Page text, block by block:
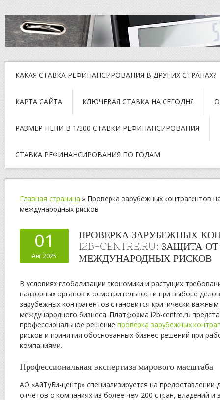
КАКАЯ СТАВКА РЕФИНАНСИРОВАНИЯ В ДРУГИХ СТРАНАХ?
КАРТА САЙТА КЛЮЧЕВАЯ СТАВКА НА СЕГОДНЯ
РАЗМЕР ПЕНИ В 1/300 СТАВКИ РЕФИНАНСИРОВАНИЯ
СТАВКА РЕФИНАНСИРОВАНИЯ ПО ГОДАМ
Главная страница » Проверка зарубежных контрагентов
международных рисков
01
Авг 2025
ПРОВЕРКА ЗАРУБЕЖНЫХ
I2B-CENTRE.RU: ЗАЩИТА ОТ
МЕЖДУНАРОДНЫХ РИСКОВ
В условиях глобализации экономики и растущих
надзорных органов к осмотрительности при выборе
зарубежных контрагентов становится критически
международного бизнеса. Платформа i2b-centre.ru
профессиональное решение проверка зарубежных
рисков и принятия обоснованных бизнес-решений при
компаниями.
Профессиональная экспертиза мирового масштаба
АО «АйТуБи-центр» специализируется на предоставлении
отчетов о компаниях из более чем 200 стран, владений и